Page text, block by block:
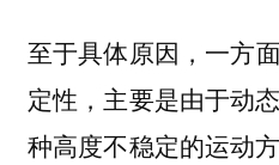
至于具体原因， 一方
定性，主要是由于动
种高度不稳定的运动